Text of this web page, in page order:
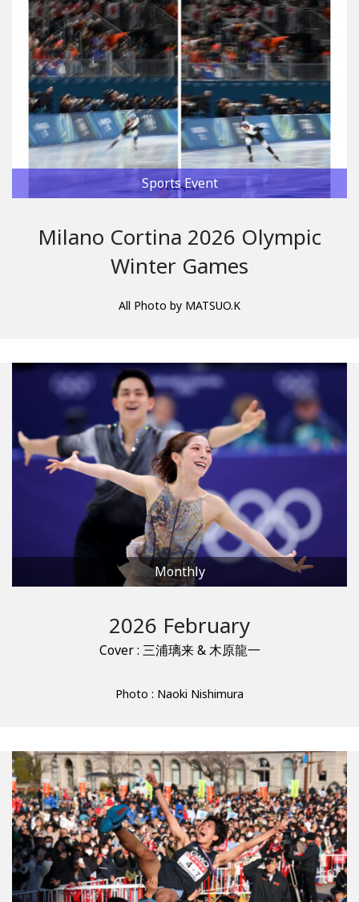
Sports Event
Milano Cortina 2026 Olympic
Winter Games
All Photo by MATSUO.K
Monthly
2026 February
Cover : 三浦璃来 & 木原龍一
Photo : Naoki Nishimura